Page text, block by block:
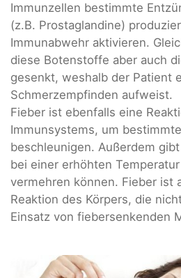
Immunzellen bestimmte
(z.B. Prostaglandine)
Immunabwehr aktivieren.
diese Botenstoffe aber auch
gesenkt, weshalb der Patient
Schmerzempfinden aufweist.
Fieber ist ebenfalls eine
Immunsystems, um
beschleunigen. Außerdem
bei einer erhöhten
vermehren können. Fieber ist
Reaktion des Körpers, die
Einsatz von fiebersenkenden